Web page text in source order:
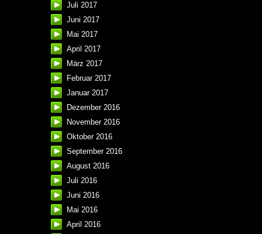
Juli 2017
Juni 2017
Mai 2017
April 2017
März 2017
Februar 2017
Januar 2017
Dezember 2016
November 2016
Oktober 2016
September 2016
August 2016
Juli 2016
Juni 2016
Mai 2016
April 2016